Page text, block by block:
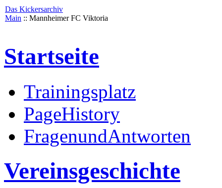
Das Kickersarchiv
Main :: Mannheimer FC Viktoria
Startseite
Trainingsplatz
PageHistory
FragenundAntworten
Vereinsgeschichte